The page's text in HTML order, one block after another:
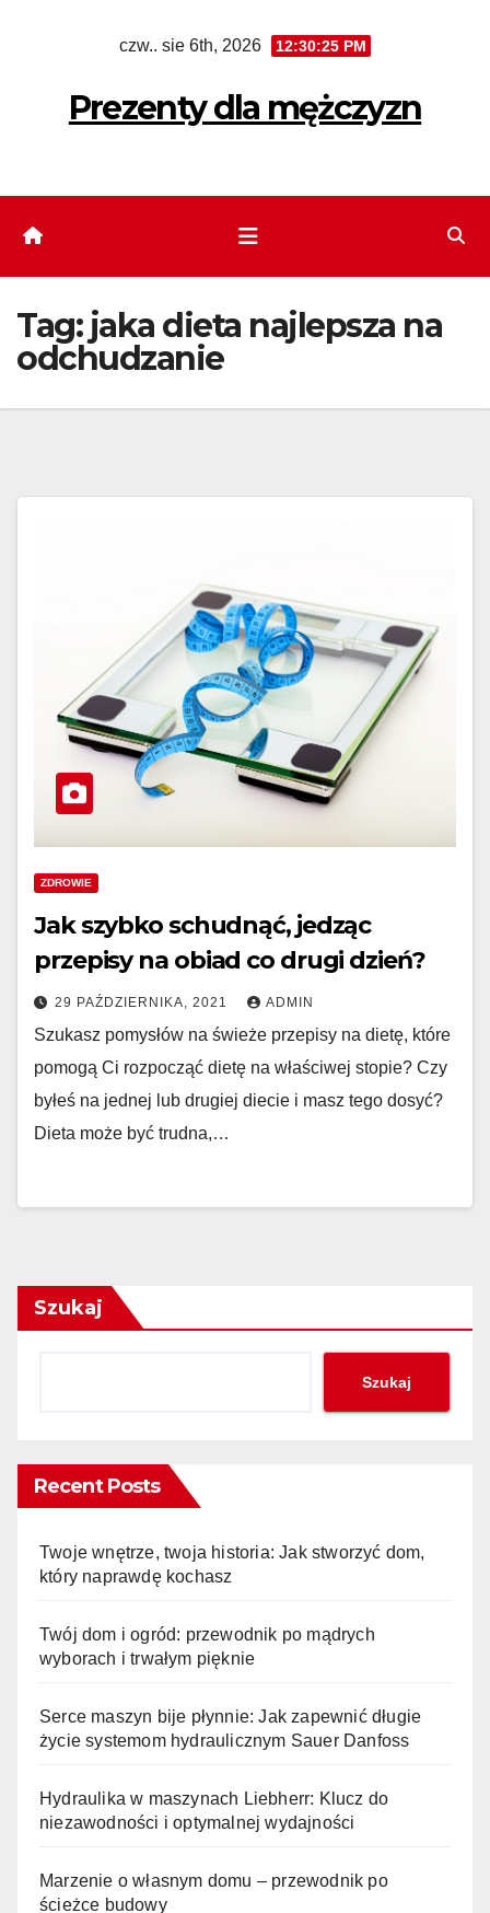
czw.. sie 6th, 2026 12:30:25 PM
Prezenty dla mężczyzn
Tag: jaka dieta najlepsza na
odchudzanie
ZDROWIE
Jak szybko schudnąć, jedząc
przepisy na obiad co drugi dzień?
29 PAŹDZIERNIKA, 2021 ADMIN
Szukasz pomysłów na świeże przepisy na dietę, które
pomogą Ci rozpocząć dietę na właściwej stopie? Czy
byłeś na jednej lub drugiej diecie i masz tego dosyć?
Dieta może być trudna,…
Szukaj
Szukaj
Recent Posts
Twoje wnętrze, twoja historia: Jak stworzyć dom,
który naprawdę kochasz
Twój dom i ogród: przewodnik po mądrych
wyborach i trwałym pięknie
Serce maszyn bije płynnie: Jak zapewnić długie
życie systemom hydraulicznym Sauer Danfoss
Hydraulika w maszynach Liebherr: Klucz do
niezawodności i optymalnej wydajności
Marzenie o własnym domu – przewodnik po
ścieżce budowy